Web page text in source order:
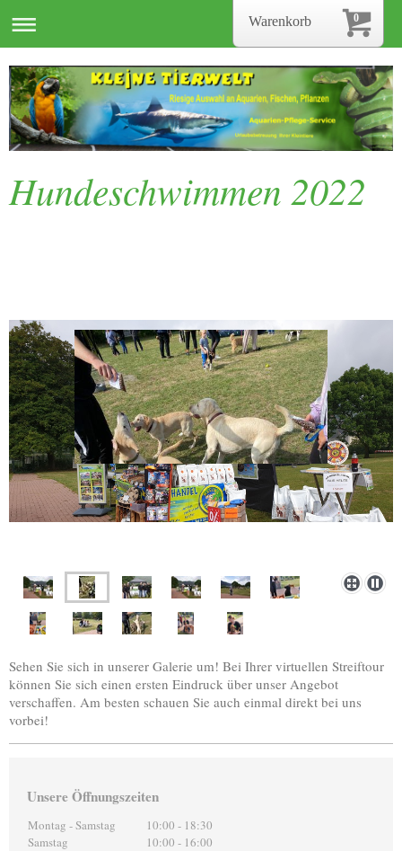
Hundeschwimmen 2022
Sehen Sie sich in unserer Galerie um! Bei Ihrer virtuellen Streiftour
können Sie sich einen ersten Eindruck über unser Angebot
verschaffen. Am besten schauen Sie auch einmal direkt bei uns
vorbei!
Unsere Öffnungszeiten
Montag - Samstag 10:00 - 18:30
Samstag
10:00 - 16:00
0
Warenkorb